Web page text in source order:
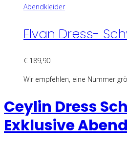
Abendkleider
Elvan Dress-
€ 189,90
Wir empfehlen, eine Nummer
Ceylin Dress
Exklusive